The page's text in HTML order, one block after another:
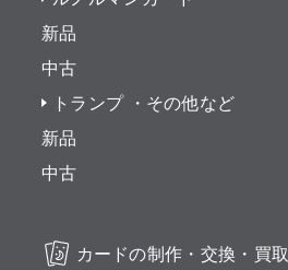
新品
中古
トランプ ・その他など
新品
中古
カードの制作・交換・買取